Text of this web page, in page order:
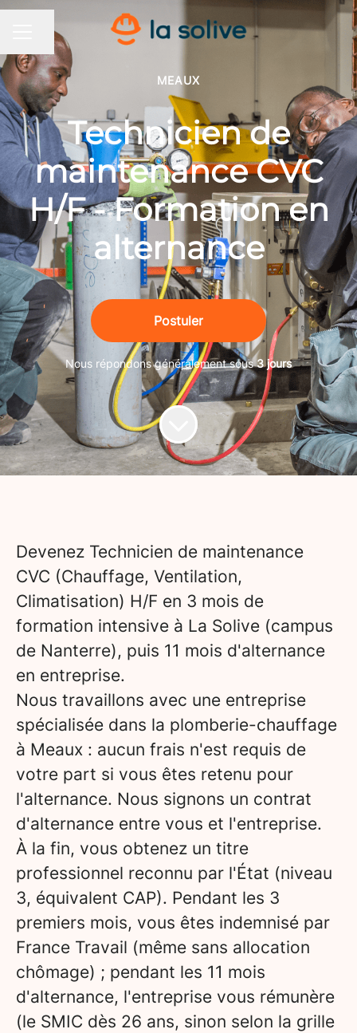
MENU CARRIÈRE
Partager la page
MEAUX
Technicien de
maintenance CVC
H/F - Formation en
alternance
Postuler
Nous répondons généralement sous3 jours
Devenez Technicien de maintenance
CVC (Chauffage, Ventilation,
Climatisation) H/F en 3 mois de
formation intensive à La Solive (campus
de Nanterre), puis 11 mois d'alternance
en entreprise.
Nous travaillons avec une entreprise
spécialisée dans la plomberie-chauffage
à Meaux : aucun frais n'est requis de
votre part si vous êtes retenu pour
l'alternance. Nous signons un contrat
d'alternance entre vous et l'entreprise.
À la fin, vous obtenez un titre
professionnel reconnu par l'État (niveau
3, équivalent CAP). Pendant les 3
premiers mois, vous êtes indemnisé par
France Travail (même sans allocation
chômage) ; pendant les 11 mois
d'alternance, l'entreprise vous rémunère
(le SMIC dès 26 ans, sinon selon la grille